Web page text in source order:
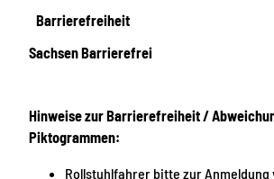
Barrierefreiheit
Sachsen Barrierefrei
Hinweise zur Barrierefreiheit /
Piktogrammen:
Rollstuhlfahrer bitte zur